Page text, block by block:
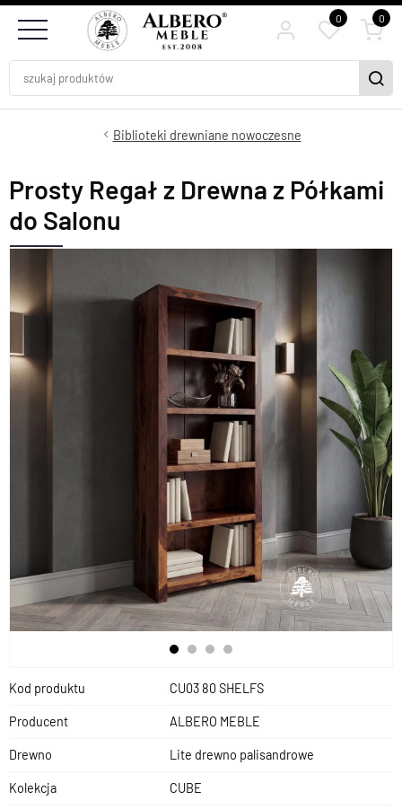
0 0
Biblioteki drewniane nowoczesne
Prosty Regał z Drewna z Półkami
do Salonu
Kod produktu CU03 80 SHELFS
Producent ALBERO MEBLE
Drewno Lite drewno palisandrowe
Kolekcja CUBE